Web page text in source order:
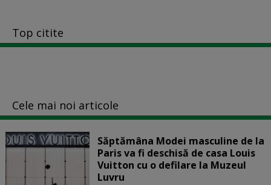
Top citite
Cele mai noi articole
Săptămâna Modei masculine de la
Paris va fi deschisă de casa Louis
Vuitton cu o defilare la Muzeul
Luvru